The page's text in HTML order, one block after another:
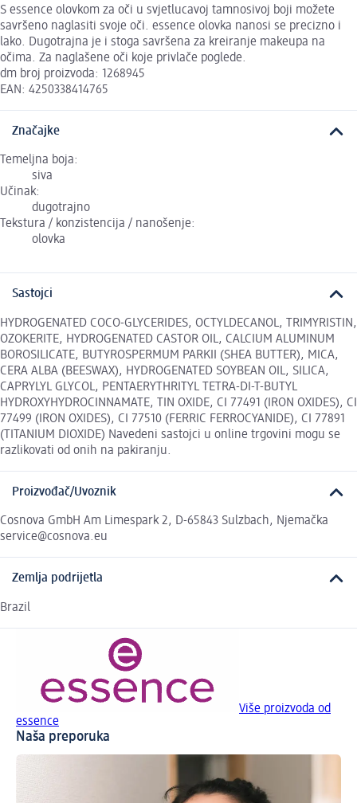
S essence olovkom za oči u svjetlucavoj tamnosivoj boji možete
savršeno naglasiti svoje oči. essence olovka nanosi se precizno i
lako. Dugotrajna je i stoga savršena za kreiranje makeupa na
očima. Za naglašene oči koje privlače poglede.
dm broj proizvoda: 1268945
EAN: 4250338414765
Značajke
Temeljna boja:
siva
Učinak:
dugotrajno
Tekstura / konzistencija / nanošenje:
olovka
Sastojci
HYDROGENATED COCO-GLYCERIDES, OCTYLDECANOL, TRIMYRISTIN,
OZOKERITE, HYDROGENATED CASTOR OIL, CALCIUM ALUMINUM
BOROSILICATE, BUTYROSPERMUM PARKII (SHEA BUTTER), MICA,
CERA ALBA (BEESWAX), HYDROGENATED SOYBEAN OIL, SILICA,
CAPRYLYL GLYCOL, PENTAERYTHRITYL TETRA-DI-T-BUTYL
HYDROXYHYDROCINNAMATE, TIN OXIDE, CI 77491 (IRON OXIDES), CI
77499 (IRON OXIDES), CI 77510 (FERRIC FERROCYANIDE), CI 77891
(TITANIUM DIOXIDE) Navedeni sastojci u online trgovini mogu se
razlikovati od onih na pakiranju.
Proizvođač/Uvoznik
Cosnova GmbH Am Limespark 2, D-65843 Sulzbach, Njemačka
service@cosnova.eu
Zemlja podrijetla
Brazil
Više proizvoda od
essence
Naša preporuka